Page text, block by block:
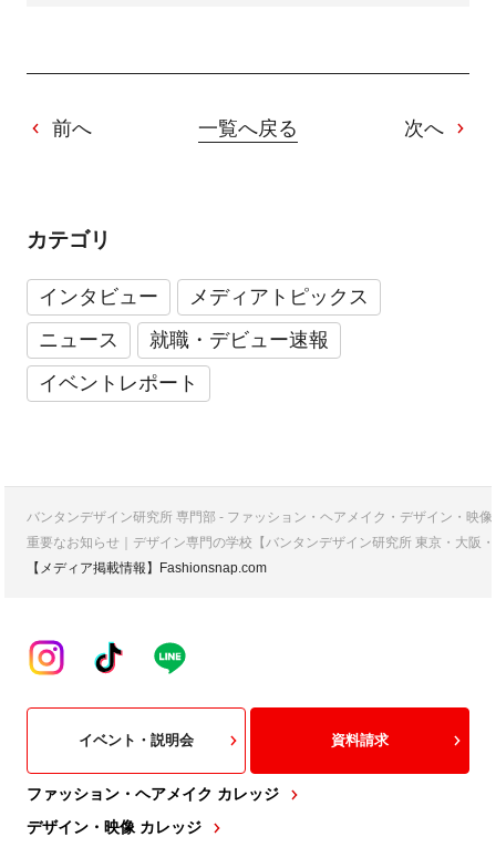
前へ 一覧へ戻る 次へ
カテゴリ
インタビュー
メディアトピックス
ニュース
就職・デビュー速報
イベントレポート
バンタンデザイン研究所 専門部 - ファッション・ヘアメイク・デザイン・映
重要なお知らせ｜デザイン専門の学校【バンタンデザイン研究所 東京・大阪
【メディア掲載情報】Fashionsnap.com
ファッション・ヘアメイク カレッジ
デザイン・映像 カレッジ
イベント・説明会 資料請求